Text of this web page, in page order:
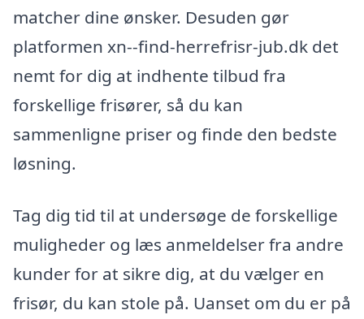
matcher dine ønsker. Desuden gør
platformen xn--find-herrefrisr-jub.dk det
nemt for dig at indhente tilbud fra
forskellige frisører, så du kan
sammenligne priser og finde den bedste
løsning.
Tag dig tid til at undersøge de forskellige
muligheder og læs anmeldelser fra andre
kunder for at sikre dig, at du vælger en
frisør, du kan stole på. Uanset om du er på